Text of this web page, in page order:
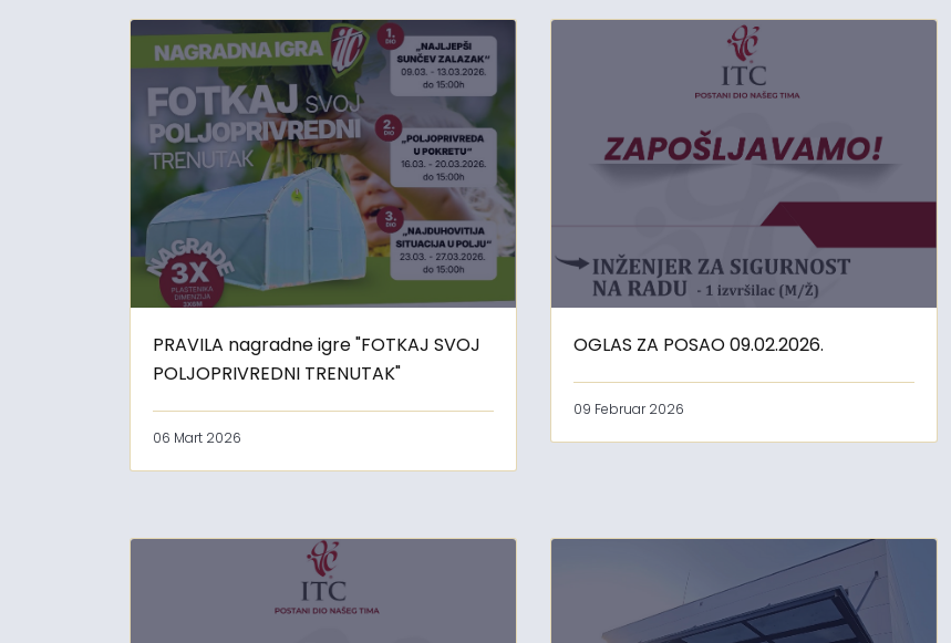
PRAVILA nagradne igre "FOTKAJ SVOJ
POLJOPRIVREDNI TRENUTAK"
06 Mart 2026
OGLAS ZA POSAO 09.02.2026.
09 Februar 2026